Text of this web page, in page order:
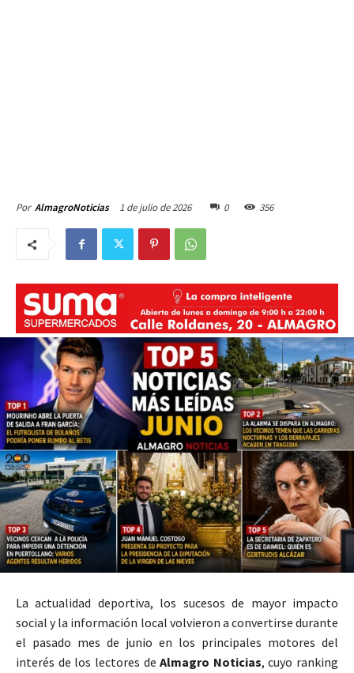
Por AlmagroNoticias 1 de julio de 2026 0 356
La actualidad deportiva, los sucesos de mayor impacto
social y la información local volvieron a convertirse durante
el pasado mes de junio en los principales motores del
interés de los lectores deAlmagro Noticias, cuyo ranking